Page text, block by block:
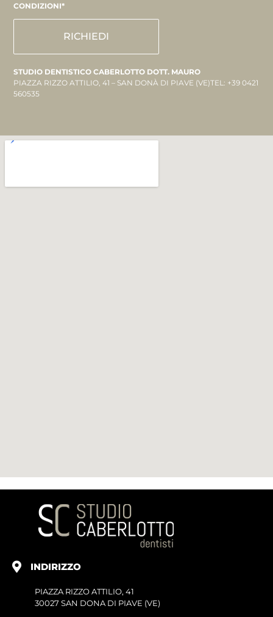
CONDIZIONI*
RICHIEDI
STUDIO DENTISTICO CABERLOTTO DOTT. MAURO
PIAZZA RIZZO ATTILIO, 41 – SAN DONÀ DI PIAVE (VE)TEL: +39 0421
560535
INDIRIZZO
PIAZZA RIZZO ATTILIO, 41
30027 SAN DONA DI PIAVE (VE)